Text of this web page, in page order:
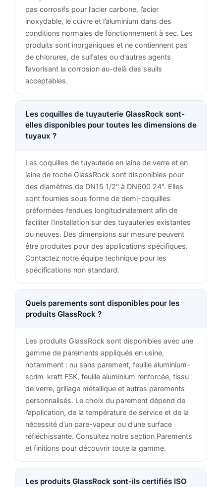
pas corrosifs pour l’acier carbone, l’acier
inoxydable, le cuivre et l’aluminium dans des
conditions normales de fonctionnement à sec. Les
produits sont inorganiques et ne contiennent pas
de chlorures, de sulfates ou d’autres agents
favorisant la corrosion au-delà des seuils
acceptables.
Les coquilles de tuyauterie GlassRock sont-
elles disponibles pour toutes les dimensions de
tuyaux ?
Les coquilles de tuyauterie en laine de verre et en
laine de roche GlassRock sont disponibles pour
des diamètres de DN15 1/2" à DN600 24". Elles
sont fournies sous forme de demi-coquilles
préformées fendues longitudinalement afin de
faciliter l’installation sur des tuyauteries existantes
ou neuves. Des dimensions sur mesure peuvent
être produites pour des applications spécifiques.
Contactez notre équipe technique pour les
spécifications non standard.
Quels parements sont disponibles pour les
produits GlassRock ?
Les produits GlassRock sont disponibles avec une
gamme de parements appliqués en usine,
notamment : nu sans parement, feuille aluminium-
scrim-kraft FSK, feuille aluminium renforcée, tissu
de verre, grillage métallique et autres parements
personnalisés. Le choix du parement dépend de
l’application, de la température de service et de la
nécessité d’un pare-vapeur ou d’une surface
réfléchissante. Consultez notre section Parements
et finitions pour découvrir toute la gamme.
Les produits GlassRock sont-ils certifiés ISO